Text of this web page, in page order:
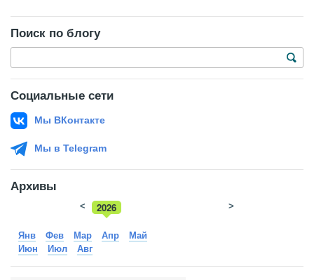
Поиск по блогу
Социальные сети
Мы ВКонтакте
Мы в Telegram
Архивы
2026
2025
< >
Янв Фев Мар Апр
Май
Июн
Июл Авг